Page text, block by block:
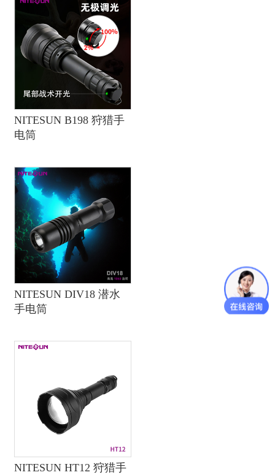
NITESUN B198 狩猎手
电筒
NITESUN DIV18 潜水
手电筒
NITESUN HT12 狩猎手